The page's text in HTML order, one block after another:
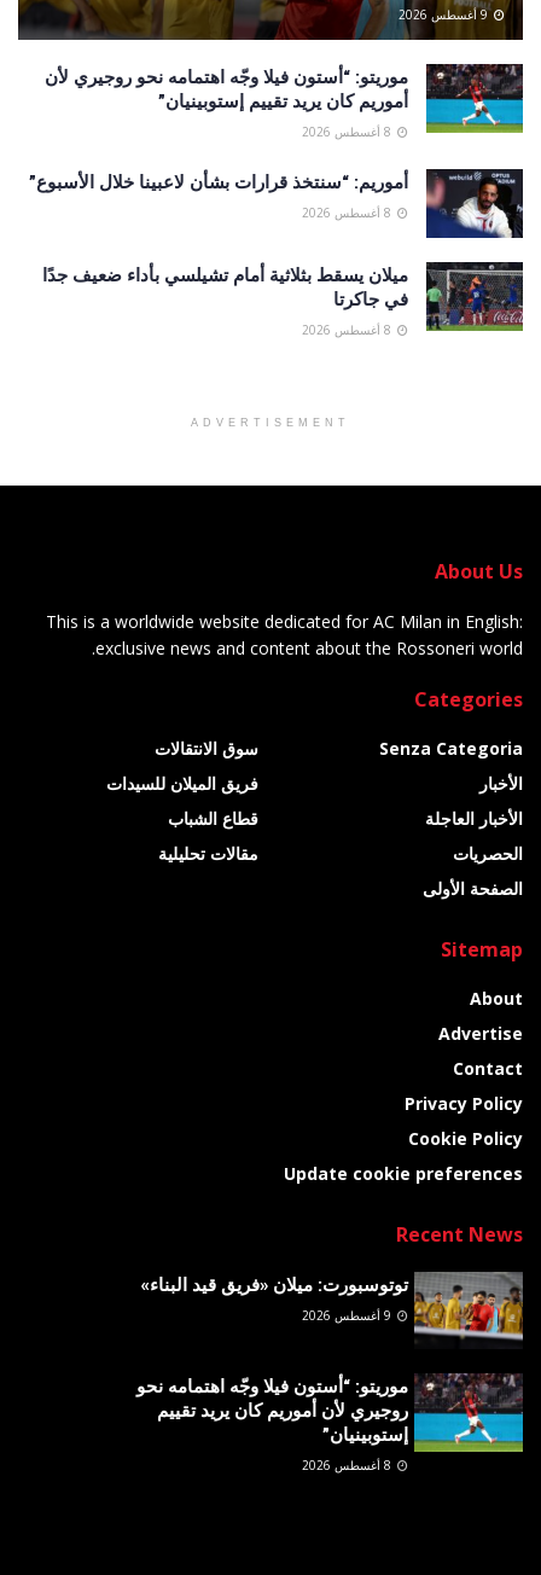
9 أغسطس 2026
موريتو: “أستون فيلا وجّه اهتمامه نحو روجيري لأن
أموريم كان يريد تقييم إستوبينيان”
أموريم: “سنتخذ قرارات بشأن لاعبينا خلال الأسبوع”
ميلان يسقط بثلاثية أمام تشيلسي بأداء ضعيف جدًا
في جاكرتا
ADVERTISEMENT
About Us
This is a worldwide website dedicated for AC Milan in English:
exclusive news and content about the Rossoneri world.
Categories
Senza Categoria
الأخبار
الأخبار العاجلة
الحصريات
الصفحة الأولى
سوق الانتقالات
فريق الميلان للسيدات
قطاع الشباب
مقالات تحليلية
Sitemap
About
Advertise
Contact
Privacy Policy
Cookie Policy
Update cookie preferences
Recent News
توتوسبورت: ميلان «فريق قيد البناء»
موريتو: “أستون فيلا وجّه اهتمامه نحو
روجيري لأن أموريم كان يريد تقييم
إستوبينيان”